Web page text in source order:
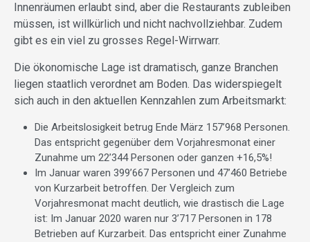
Innenräumen erlaubt sind, aber die Restaurants zubleiben
müssen, ist willkürlich und nicht nachvollziehbar. Zudem
gibt es ein viel zu grosses Regel-Wirrwarr.
Die ökonomische Lage ist dramatisch, ganze Branchen
liegen staatlich verordnet am Boden. Das widerspiegelt
sich auch in den aktuellen Kennzahlen zum Arbeitsmarkt:
Die Arbeitslosigkeit betrug Ende März 157’968 Personen.
Das entspricht gegenüber dem Vorjahresmonat einer
Zunahme um 22’344 Personen oder ganzen +16,5%!
Im Januar waren 399’667 Personen und 47’460 Betriebe
von Kurzarbeit betroffen. Der Vergleich zum
Vorjahresmonat macht deutlich, wie drastisch die Lage
ist: Im Januar 2020 waren nur 3’717 Personen in 178
Betrieben auf Kurzarbeit. Das entspricht einer Zunahme